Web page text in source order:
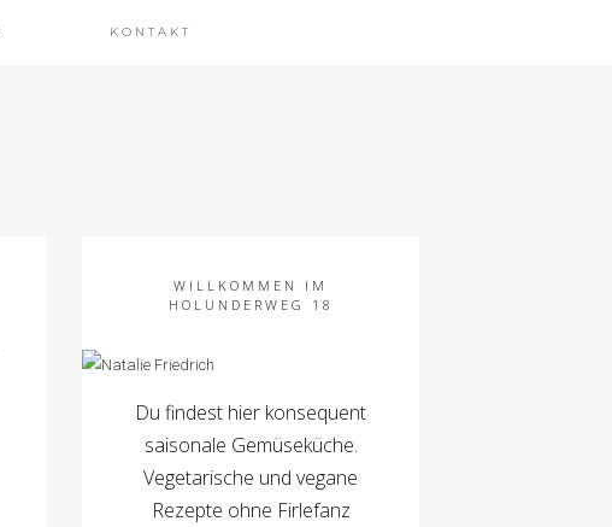
KONTAKT
WILLKOMMEN IM
HOLUNDERWEG 18
Du findest hier konsequent
saisonale Gemüseküche.
Vegetarische und vegane
Rezepte ohne Firlefanz